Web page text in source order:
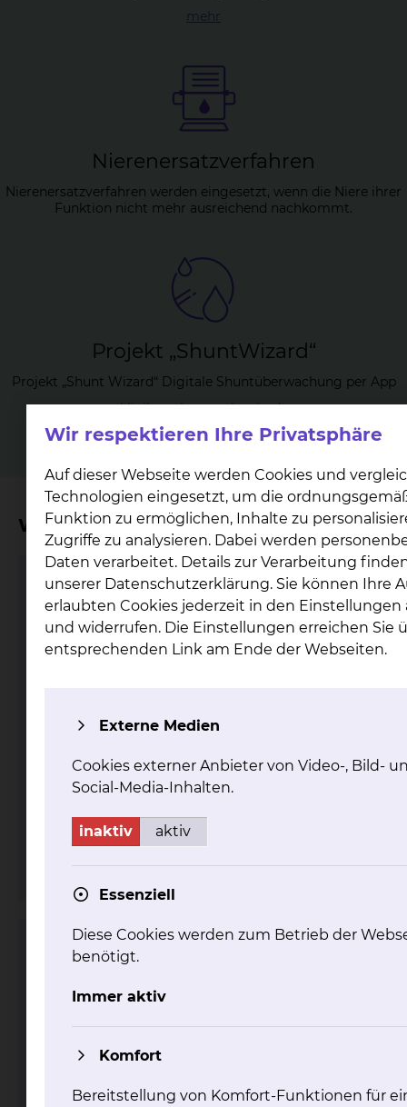
mehr
Nie­ren­er­satz­ver­fah­ren
Nierenersatzverfahren werden eingesetzt, wenn die Niere ihrer
Funktion nicht mehr ausreichend nachkommt.
Pro­jekt „Sh­unt­Wi­zard“
Projekt „Shunt Wizard“ Digitale Shuntüberwachung per App
klinikum-braunschweig.de
Wichtige Kontakte
Rheumatologie
Fichtengrund 1, 38126 Braunschweig
Tel.:+49 531 595 4536
Fax: +49 531 595 4540
Per E-Mail kontaktieren
mehr
Zertifiziertes Shunt-Referenzzentrum
Wir respektieren Ihre Privatsphäre
Auf dieser Webseite werden Cookies und
Technologien eingesetzt, um die
Funktion zu ermöglichen, Inhalte zu
Zugriffe zu analysieren. Dabei werden
Daten verarbeitet. Details zur Verarbeitung
unserer Datenschutzerklärung. Sie können Ihre
erlaubten Cookies jederzeit in den Einstellungen
und widerrufen. Die Einstellungen erreichen Sie
entsprechenden Link am Ende der Webseiten.
Externe Medien
Cookies externer Anbieter von Video-, Bild-
Social-Media-Inhalten.
inaktiv aktiv
Essenziell
Diese Cookies werden zum Betrieb der
benötigt.
Immer aktiv
Komfort
Bereitstellung von Komfort-Funktionen für